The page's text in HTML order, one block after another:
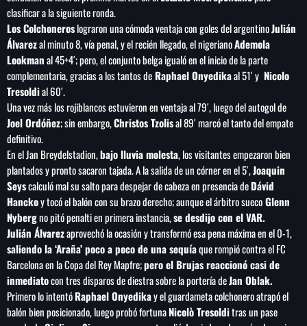
SEARCH
SEARCH
NOTAS
Importaciones de gas frenan soberanía
Milei celebra ‘visita histórica’ del papa León
XIV en noviembre
Federación Venezolana reafirma su apoyo a
Infantino en medio de polémica comercial
de FIFA
clasificar a la siguiente ronda.
Los Colchoneroslograron una cómoda ventaja con goles del argentinoJulián
Álvarezal minuto 8, vía penal, y el recién llegado, el nigerianoAdemola
Lookmanal 45+4′; pero, el conjunto belga igualó en el inicio de la parte
complementaria, gracias a los tantos de Raphael Onyedikaal 51′ y Nicolo
Tresoldial 60′.
Una vez más los rojiblancos estuvieron en ventaja al 79′, luego del autogol de
Joel Ordóñez; sin embargo,Christos Tzolisal 89′ marcó el tanto del empate
definitivo.
En el Jan Breydelstadion,bajo lluvia molesta, los visitantes empezaron bien
plantados y pronto sacaron tajada. A la salida de un córner en el 5′,Joaquin
Seyscalculó mal su salto para despejar de cabeza en presencia deDávid
Hanckoy tocó el balón con su brazo derecho; aunque el árbitro suecoGlenn
Nybergno pitó penalti en primera instancia,se desdijo con el VAR.
Julián Álvarezaprovechó la ocasión y transformó esa pena máxima en el 0-1,
saliendo la ‘Araña’ poco a poco de una sequíaque rompió contra el FC
Barcelona en la Copa del Rey Mapfre;pero el Brujas reaccionó casi de
inmediatocon tres disparos de diestra sobre la portería deJan Oblak.
Primero lo intentóRaphael Onyedikay el guardameta colchonero atrapó el
balón bien posicionado, luego probó fortunaNicolò Tresolditras un pase